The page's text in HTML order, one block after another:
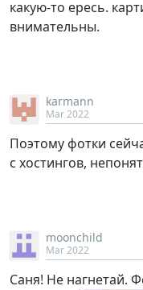
какую-то ересь.
внимательны.
karmann
Mar 2022
Поэтому фотки
с хостингов,
moonchild
Mar 2022
Саня! Не нагнетай.